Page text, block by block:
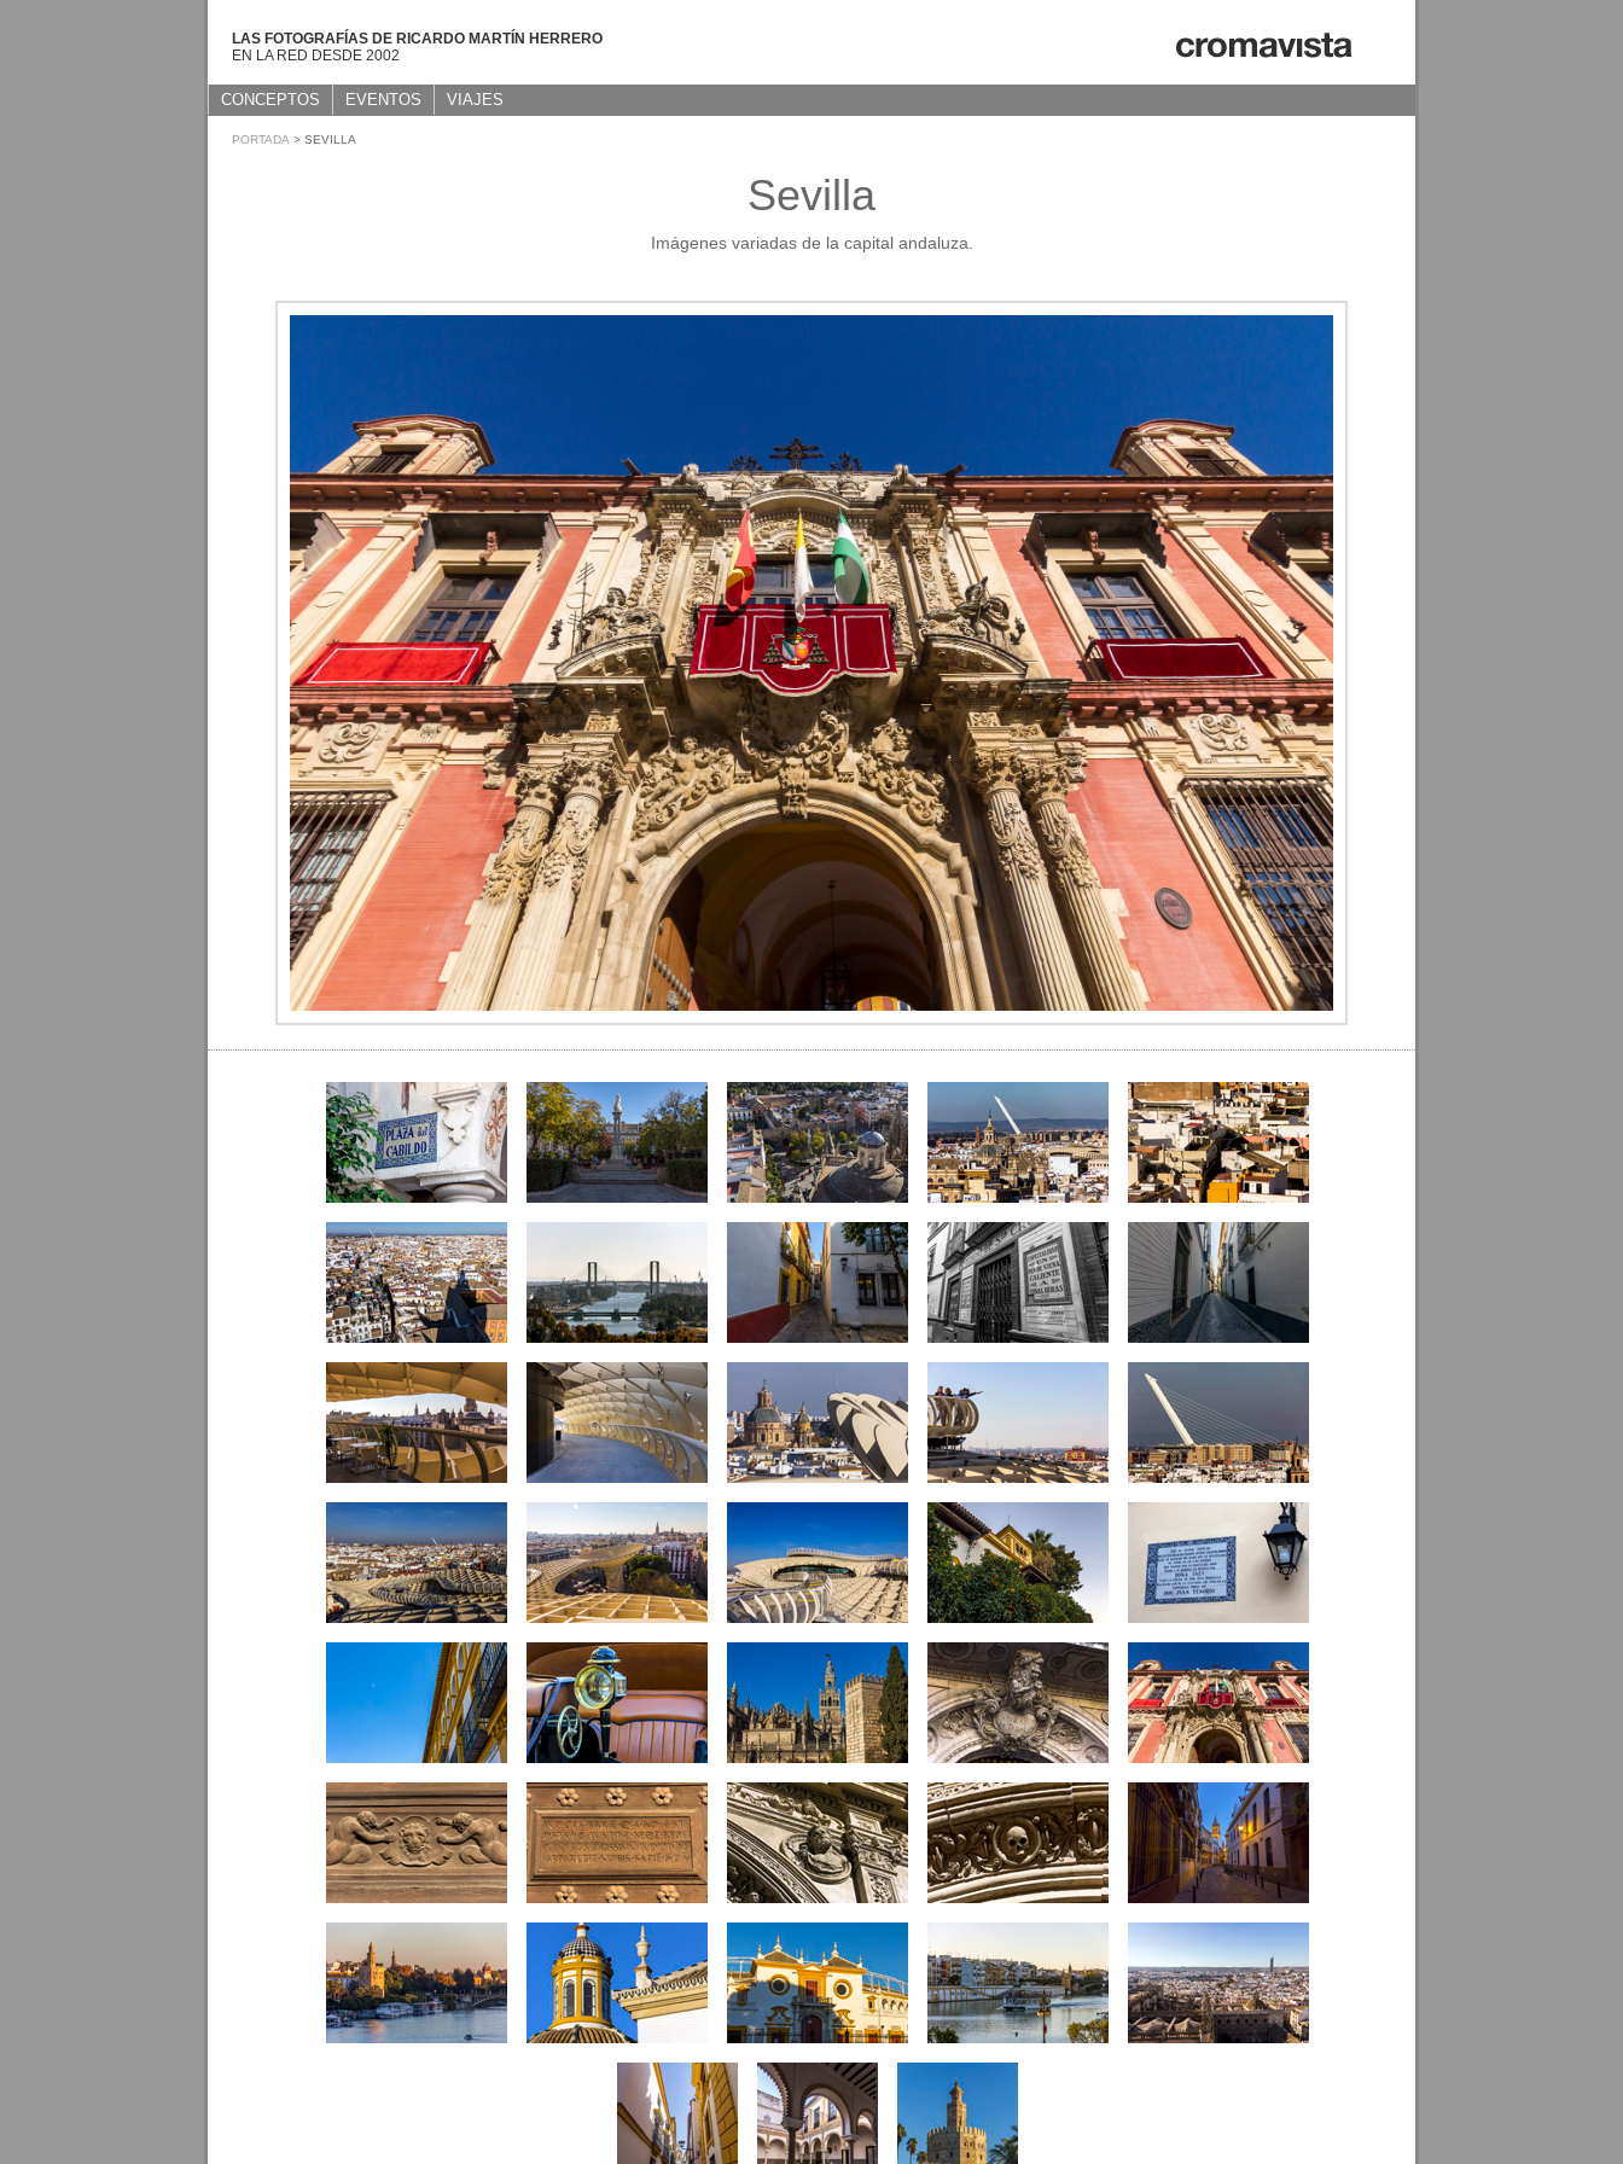
LAS FOTOGRAFÍAS DE RICARDO MARTÍN HERRERO
EN LA RED DESDE 2002
CONCEPTOS EVENTOS VIAJES
PORTADA > SEVILLA
Sevilla
Imágenes variadas de la capital andaluza.